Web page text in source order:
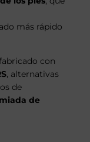
más rápido
con
, alternativas
de
de